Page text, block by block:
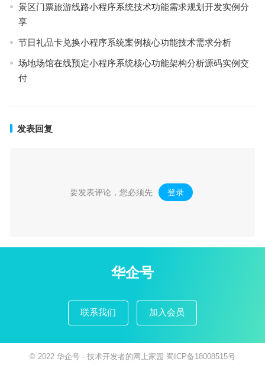
景区门票旅游线路小程序系统技术功能需求规划开发实例分
享
节日礼品卡兑换小程序系统案例核心功能技术需求分析
场地场馆在线预定小程序系统核心功能架构分析源码实例交
付
发表回复
要发表评论，您必须先 登录 。
华企号
联系我们 加入会员
© 2022 华企号 - 技术开发者的网上家园 蜀ICP备18008515号